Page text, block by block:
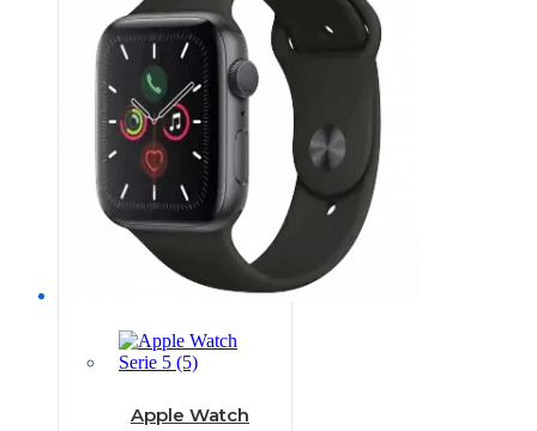
Apple Watch